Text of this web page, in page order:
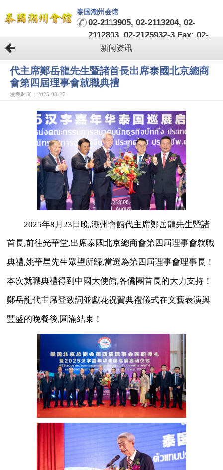
泰国潮州会馆
02-2113905, 02-2113204, 02-
2112803, 02-2125932-3 Fax: 02-
2124482-3
新闻资讯
代主席鄭岳龍先生暨諸首長出席泰國北京總商
會第四屆理事會就職典禮
发表时间：2025-08-27
2025年8月23日晚,潮州會館代主席鄭岳龍先生暨諸
首長,前往光華堂,出席泰國北京總商會第四屆理事會就職
典禮,姚華星先生眾望所歸,當選為第四屆理事會理事長！
本次就職典禮得到中國大使館,各僑團首長的大力支持！
鄭岳龍代主席登致詞並獻花祝賀典禮儀式在文藝表演與
豐盛的晚餐後,圓滿結束！